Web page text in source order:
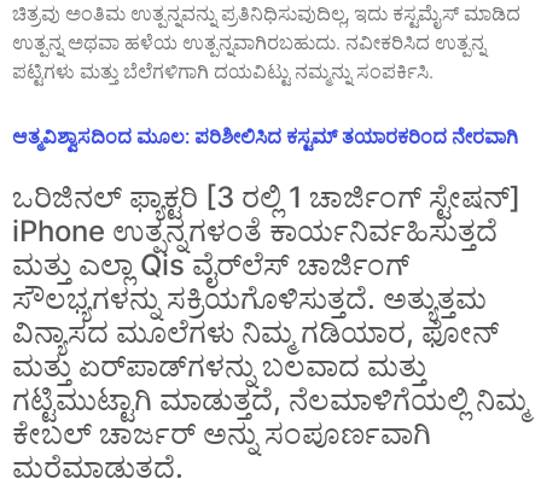
ಚಿತ್ರವು ಅಂತಿಮ ಉತ್ಪನ್ನವನ್ನು ಪ್ರತಿನಿಧಿಸುವುದಿಲ್ಲ, ಇದು ಕಸ್ಟಮೈಸ್ ಮಾಡಿದ
ಉತ್ಪನ್ನ ಅಥವಾ ಹಳೆಯ ಉತ್ಪನ್ನವಾಗಿರಬಹುದು. ನವೀಕರಿಸಿದ ಉತ್ಪನ್ನ
ಪಟ್ಟಿಗಳು ಮತ್ತು ಬೆಲೆಗಳಿಗಾಗಿ ದಯವಿಟ್ಟು ನಮ್ಮನ್ನು ಸಂಪರ್ಕಿಸಿ.
ಆತ್ಮವಿಶ್ವಾಸದಿಂದ ಮೂಲ: ಪರಿಶೀಲಿಸಿದ ಕಸ್ಟಮ್ ತಯಾರಕರಿಂದ ನೇರವಾಗಿ
ಒರಿಜಿನಲ್ ಫ್ಯಾಕ್ಟರಿ [3 ರಲ್ಲಿ 1 ಚಾರ್ಜಿಂಗ್ ಸ್ಟೇಷನ್]
iPhone ಉತ್ಪನ್ನಗಳಂತೆ ಕಾರ್ಯನಿರ್ವಹಿಸುತ್ತದೆ
ಮತ್ತು ಎಲ್ಲಾ Qis ವೈರ್‌ಲೆಸ್ ಚಾರ್ಜಿಂಗ್
ಸೌಲಭ್ಯಗಳನ್ನು ಸಕ್ರಿಯಗೊಳಿಸುತ್ತದೆ. ಅತ್ಯುತ್ತಮ
ವಿನ್ಯಾಸದ ಮೂಲೆಗಳು ನಿಮ್ಮ ಗಡಿಯಾರ, ಫೋನ್
ಮತ್ತು ಏರ್‌ಪಾಡ್‌ಗಳನ್ನು ಬಲವಾದ ಮತ್ತು
ಗಟ್ಟಿಮುಟ್ಟಾಗಿ ಮಾಡುತ್ತದೆ, ನೆಲಮಾಳಿಗೆಯಲ್ಲಿ ನಿಮ್ಮ
ಕೇಬಲ್ ಚಾರ್ಜರ್ ಅನ್ನು ಸಂಪೂರ್ಣವಾಗಿ
ಮರೆಮಾಡುತ್ತದೆ.